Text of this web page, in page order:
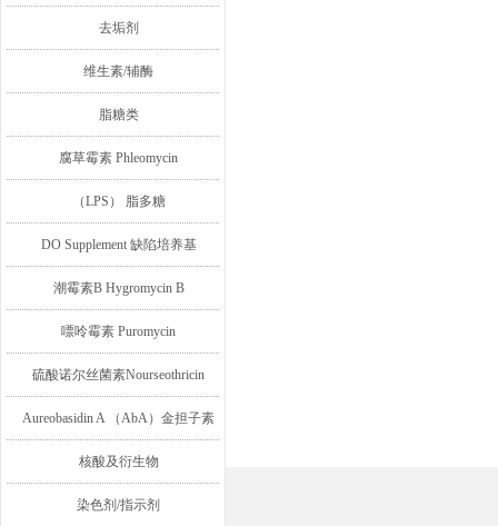
去垢剂
维生素/辅酶
脂糖类
腐草霉素 Phleomycin
（LPS） 脂多糖
DO Supplement 缺陷培养基
潮霉素B Hygromycin B
嘌呤霉素 Puromycin
硫酸诺尔丝菌素Nourseothricin
Aureobasidin A （AbA）金担子素
A
核酸及衍生物
染色剂/指示剂